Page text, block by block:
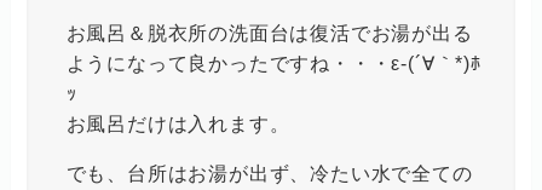
お風呂＆脱衣所の洗面台は復活でお湯が出る
ようになって良かったですね・・・ε-(´∀｀*)ﾎ
ｯ
お風呂だけは入れます。
でも、台所はお湯が出ず、冷たい水で全ての